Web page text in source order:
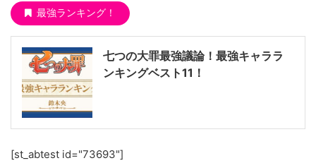
最強ランキング！
七つの大罪最強議論！最強キャララ
ンキングベスト11！
[st_abtest id="73693"]